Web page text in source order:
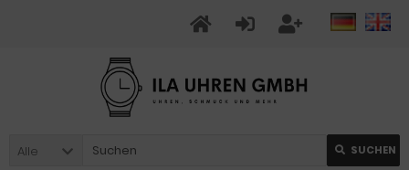
Alle SUCHEN